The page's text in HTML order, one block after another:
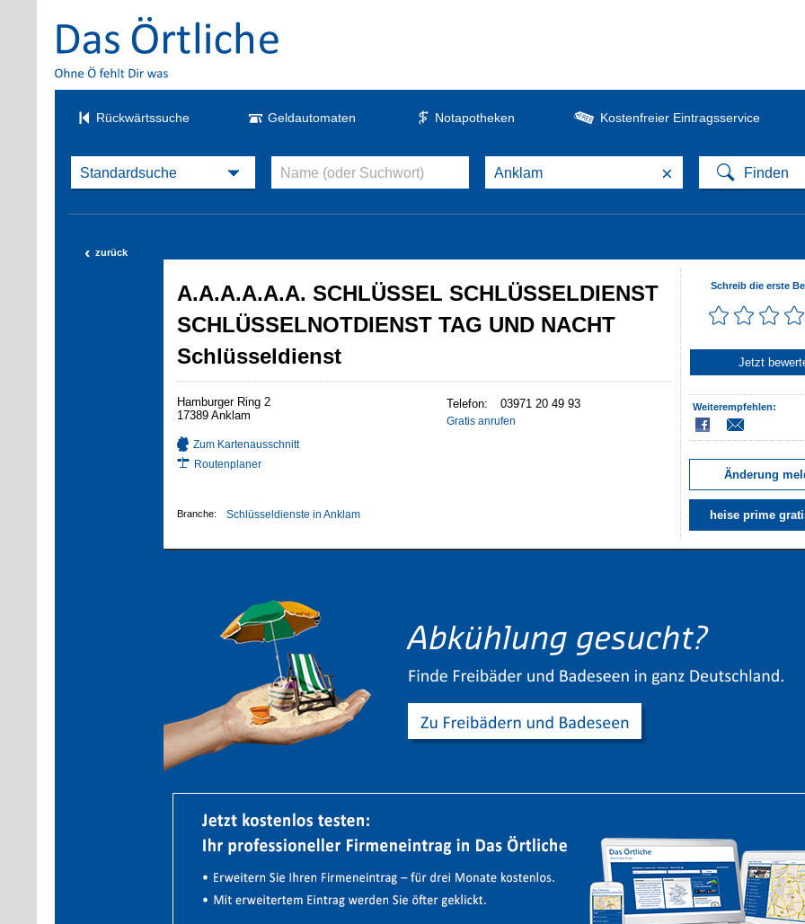
Rückwärtssuche Geldautomaten Notapotheken Kostenfreier Eintragsservice
×
‹ zurück
A.A.A.A.A.A. SCHLÜSSEL SCHLÜSSELDIENST
SCHLÜSSELNOTDIENST TAG UND NACHT
Schlüsseldienst
Hamburger Ring 2
17389 Anklam
Zum Kartenausschnitt
Routenplaner
Telefon:
Gratis anrufen
Branche: Schlüsseldienste in Anklam
Schreib die erste
Jetzt
Weiterempfehlen:
Änderung
heise prime